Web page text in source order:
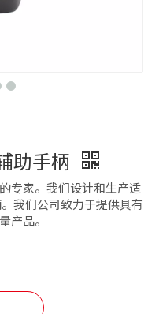
助手柄
专家。我们设计和生产适
我们公司致力于提供具有
产品。